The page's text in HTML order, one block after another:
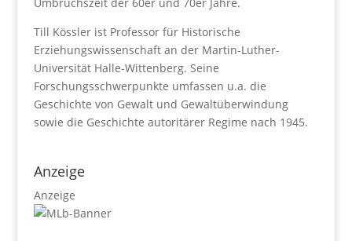
Till Kössler ist Professor für Historische
Erziehungswissenschaft an der Martin-Luther-
Universität Halle-Wittenberg. Seine
Forschungsschwerpunkte umfassen u.a. die
Geschichte von Gewalt und Gewaltüberwindung
sowie die Geschichte autoritärer Regime nach 1945.
Anzeige
Anzeige